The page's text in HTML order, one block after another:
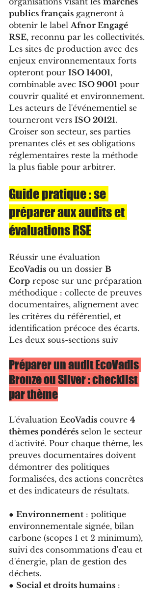
publics français gagneront à
obtenir le label Afnor Engagé
RSE, reconnu par les collectivités.
Les sites de production avec des
enjeux environnementaux forts
opteront pour ISO 14001,
combinable avec ISO 9001 pour
couvrir qualité et environnement.
Les acteurs de l'événementiel se
tourneront vers ISO 20121.
Croiser son secteur, ses parties
prenantes clés et ses obligations
réglementaires reste la méthode
la plus fiable pour arbitrer.
Guide pratique : se
préparer aux audits et
évaluations RSE
Réussir une évaluation
EcoVadis ou un dossier B
Corp repose sur une préparation
méthodique : collecte de preuves
documentaires, alignement avec
les critères du référentiel, et
identification précoce des écarts.
Les deux sous-sections suiv
Préparer un audit EcoVadis
Bronze ou Silver : checklist
par thème
L'évaluation EcoVadis couvre 4
thèmes pondérés selon le secteur
d'activité. Pour chaque thème, les
preuves documentaires doivent
démontrer des politiques
formalisées, des actions concrètes
et des indicateurs de résultats.
● Environnement : politique
environnementale signée, bilan
carbone (scopes 1 et 2 minimum),
suivi des consommations d'eau et
d'énergie, plan de gestion des
déchets.
● Social et droits humains :